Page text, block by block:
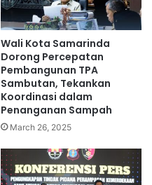
Wali Kota Samarinda
Dorong Percepatan
Pembangunan TPA
Sambutan, Tekankan
Koordinasi dalam
Penanganan Sampah
March 26, 2025